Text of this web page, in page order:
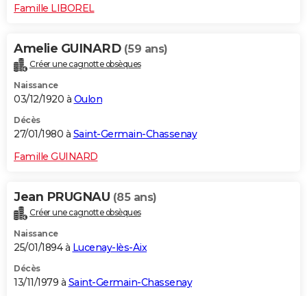
Famille LIBOREL
Amelie GUINARD (59 ans)
Créer une cagnotte obsèques
Naissance
03/12/1920 à Oulon
Décès
27/01/1980 à Saint-Germain-Chassenay
Famille GUINARD
Jean PRUGNAU (85 ans)
Créer une cagnotte obsèques
Naissance
25/01/1894 à Lucenay-lès-Aix
Décès
13/11/1979 à Saint-Germain-Chassenay